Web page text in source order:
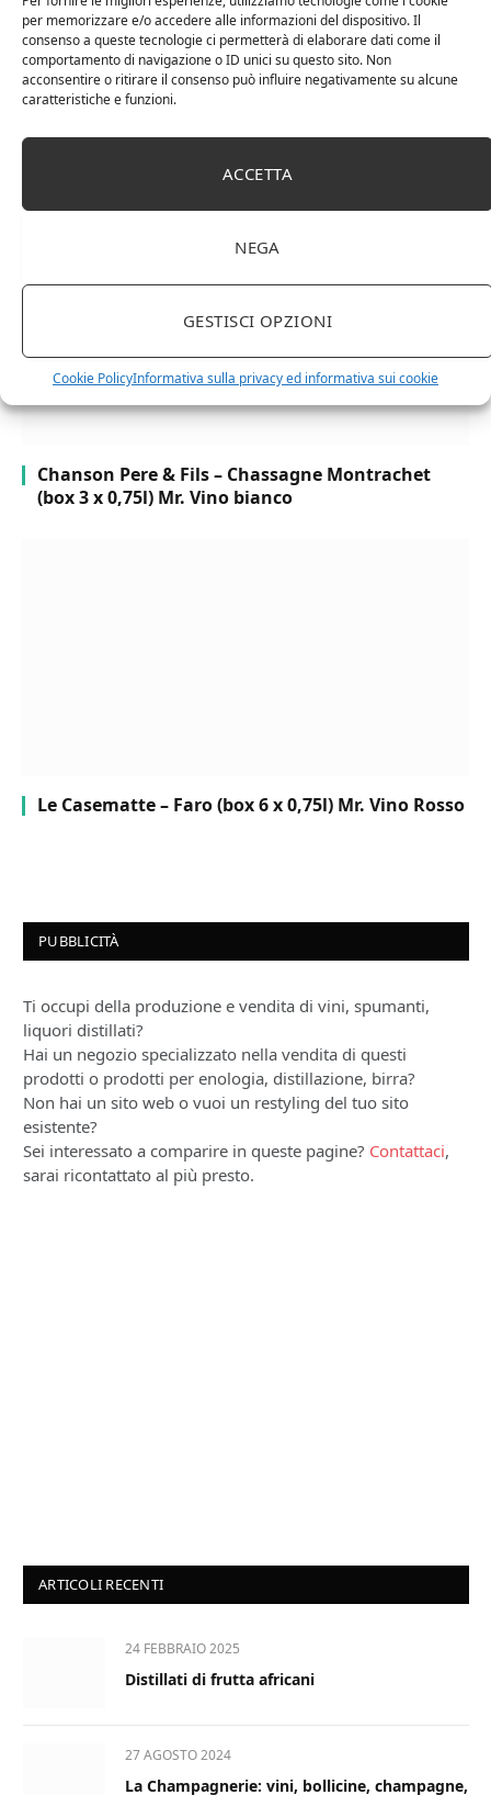
per memorizzare e/o accedere alle informazioni del dispositivo. Il
consenso a queste tecnologie ci permetterà di elaborare dati come il
comportamento di navigazione o ID unici su questo sito. Non
acconsentire o ritirare il consenso può influire negativamente su alcune
caratteristiche e funzioni.
ACCETTA
NEGA
GESTISCI OPZIONI
Cookie PolicyInformativa sulla privacy ed informativa sui cookie
Cipriani Arrigo, Vino Rosso Veneto IGT 2015,
Bottiglia Numerata, Produzione Limitata, 750 Ml
Chanson Pere & Fils – Chassagne Montrachet
(box 3 x 0,75l) Mr. Vino bianco
Le Casematte – Faro (box 6 x 0,75l) Mr. Vino Rosso
PUBBLICITÀ
Ti occupi della produzione e vendita di vini, spumanti,
liquori distillati?
Hai un negozio specializzato nella vendita di questi
prodotti o prodotti per enologia, distillazione, birra?
Non hai un sito web o vuoi un restyling del tuo sito
esistente?
Sei interessato a comparire in queste pagine? Contattaci,
sarai ricontattato al più presto.
ARTICOLI RECENTI
24 FEBBRAIO 2025
Distillati di frutta africani
27 AGOSTO 2024
La Champagnerie: vini, bollicine, champagne,